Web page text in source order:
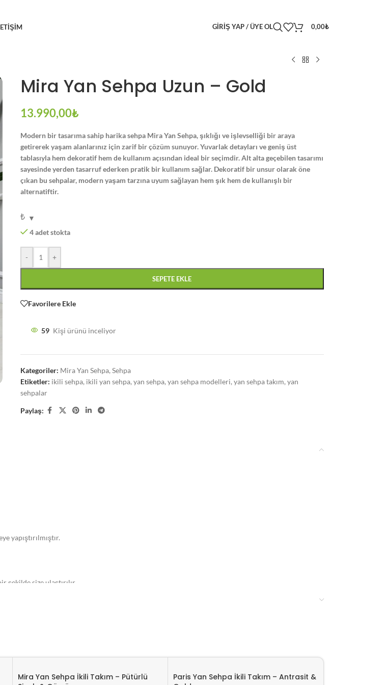
GIRIŞ YAP / ÜYE OL 0,00₺
Mira Yan Sehpa Uzun – Gold
13.990,00₺
Modern bir tasarıma sahip harika sehpa Mira Yan Sehpa, şıklığı ve işlevselliği bir araya
getirerek yaşam alanlarınız için zarif bir çözüm sunuyor. Yuvarlak detayları ve geniş üst
tablasıyla hem dekoratif hem de kullanım açısından ideal bir seçimdir. Alt alta geçebilen tasarımı
sayesinde yerden tasarruf ederken pratik bir kullanım sağlar. Dekoratif bir unsur olarak öne
çıkan bu sehpalar, modern yaşam tarzına uyum sağlayan hem şık hem de kullanışlı bir
alternatiftir.
₺
4 adet stokta
- +
SEPETE EKLE
Favorilere Ekle
59 Kişi ürünü inceliyor
Kategoriler: Mira Yan Sehpa, Sehpa
Etiketler: ikili sehpa, ikili yan sehpa, yan sehpa, yan sehpa modelleri, yan sehpa takım, yan
sehpalar
Paylaş:
yapıştırılmıştır.
şekilde size ulaştırılır.
Sipariş oluşturulduktan sonra 3-7 gün içerisinde kargoya teslim edilir.
Mira Yan Sehpa İkili Takım – Pütürlü
Paris Yan Sehpa İkili Takım – Antrasit &